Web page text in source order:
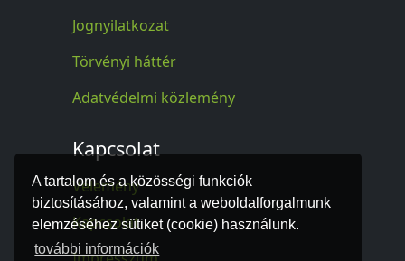
A tartalom és a közösségi funkciók
biztosításához, valamint a weboldalforgalmunk
elemzéséhez sütiket (cookie) használunk.
további információk
Jognyilatkozat
Törvényi háttér
Adatvédelmi közlemény
Kapcsolat
Vélemény
Kapcsolat